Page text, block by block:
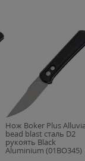
Нож Boker Plus
bead blast сталь D2
рукоять Black
Aluminium (01BO345)